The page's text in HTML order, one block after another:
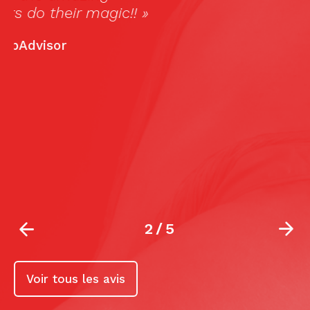
2/5
Voir tous les avis